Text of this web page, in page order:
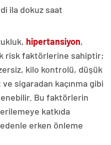
ila dokuz saat
hipertansiyon,
risk faktörlerine sahiptir;
kilo kontrolü, düşük
sigaradan kaçınma gibi
Bu faktörlerin
katkıda
erken önleme